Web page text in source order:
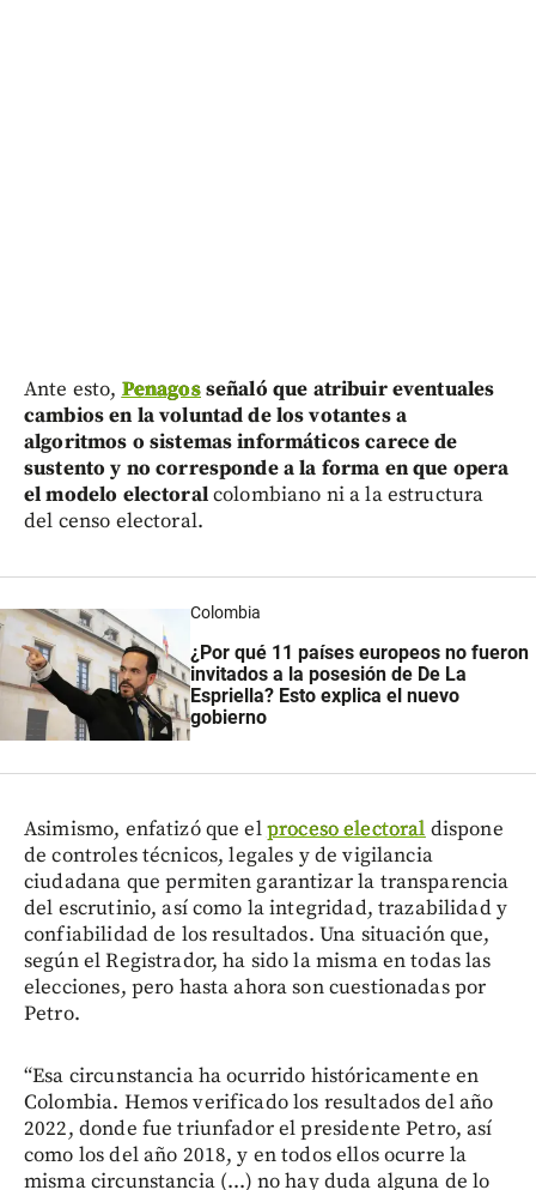
Ante esto, Penagosseñaló que atribuir eventuales
cambios en la voluntad de los votantes a
algoritmos o sistemas informáticos carece de
sustento y no corresponde a la forma en que opera
el modelo electoralcolombiano ni a la estructura
del censo electoral.
Colombia
¿Por qué 11 países europeos no fueron
invitados a la posesión de De La
Espriella? Esto explica el nuevo
gobierno
Asimismo, enfatizó que elproceso electoral dispone
de controles técnicos, legales y de vigilancia
ciudadana que permiten garantizar la transparencia
del escrutinio, así como la integridad, trazabilidad y
confiabilidad de los resultados. Una situación que,
según el Registrador, ha sido la misma en todas las
elecciones, pero hasta ahora son cuestionadas por
Petro.
“Esa circunstancia ha ocurrido históricamente en
Colombia. Hemos verificado los resultados del año
2022, donde fue triunfador el presidente Petro, así
como los del año 2018, y en todos ellos ocurre la
misma circunstancia (...) no hay duda alguna de lo